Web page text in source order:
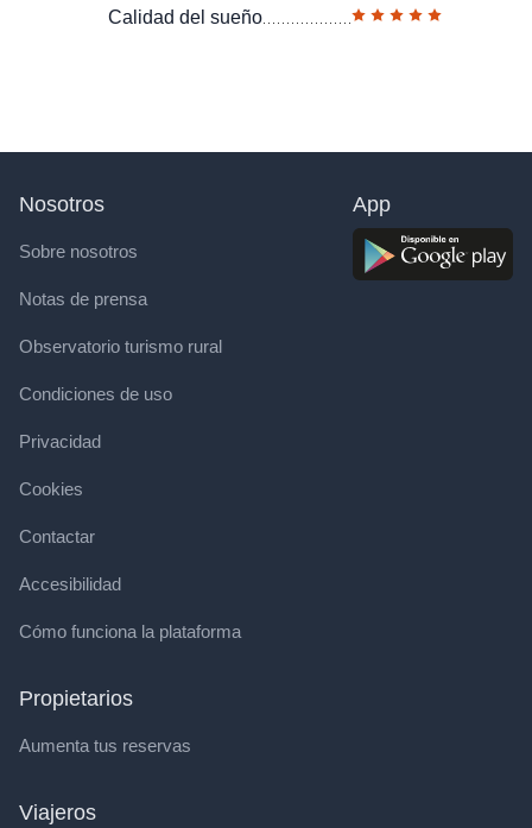
Calidad del sueño
Nosotros
Sobre nosotros
Notas de prensa
Observatorio turismo rural
Condiciones de uso
Privacidad
Cookies
Contactar
Accesibilidad
Cómo funciona la plataforma
Propietarios
Aumenta tus reservas
Viajeros
App